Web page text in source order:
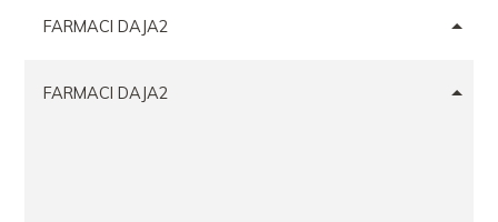
FARMACI DAJA2
FARMACI DAJA2